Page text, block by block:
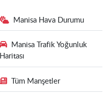
Manisa Hava Durumu
Manisa Trafik Yoğunluk
Haritası
Tüm Manşetler